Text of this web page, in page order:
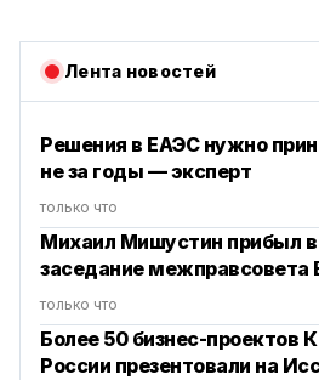
Лента новостей
Решения в ЕАЭС нужно
не за годы — эксперт
только что
Михаил Мишустин прибыл
заседание межправсовета
только что
Более 50 бизнес-проектов
России презентовали на